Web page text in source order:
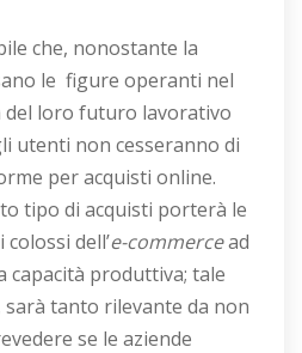
che, nonostante la
le figure operanti nel
del loro futuro lavorativo
utenti non cesseranno di
per acquisti online.
tipo di acquisti porterà le
colossi dell’e-commercead
capacità produttiva; tale
tanto rilevante da non
se le aziende